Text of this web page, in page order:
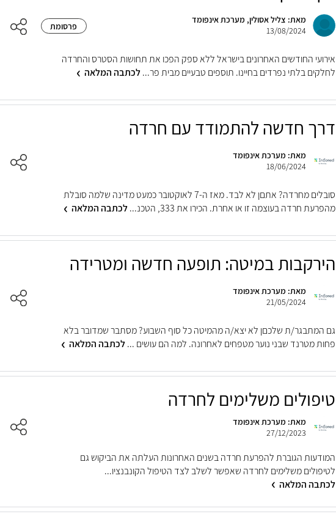
מאת: צליל אסולין, מערכת אינפומד
13/08/2024
פרסומת
אירועי החודשים האחרונים בישראל ללא ספק הפכו את תחושות הסטרס והחרדה
לחלקים בלתי נפרדים בחיינו. תוספים טבעיים מבית פר...לכתבה המלאה
דרך חדשה להתמודד עם חרדה
מאת: מערכת אינפומד
18/06/2024
סובלים מחרדה? אתםן לא לבד. מאז ה-7 לאוקטובר כמעט מדינה שלמה סובלת
מהפרעת חרדה בעוצמה זו או אחרת. הכירו את 333, הטכנ...
לכתבה המלאה
הירקבות במיטה: תופעה חדשה ומטרידה
מאת: מערכת אינפומד
21/05/2024
גם המתבגר/ת שלכםן לא יצא/ה מהמיטה כל סוף השבוע? מסתבר שמדובר בלא
פחות מטרנד שבני נוער מטפחים לאחרונה. למה הם עושים ...לכתבה המלאה
טיפולים משלימים לחרדה
מאת: מערכת אינפומד
27/12/2023
המודעות הגוברת להפרעת חרדה בשנים האחרונות העלתה את הביקוש גם
לטיפולים משלימים לחרדה שאפשר לשלב לצד הטיפול הקונבנציו...
לכתבה המלאה